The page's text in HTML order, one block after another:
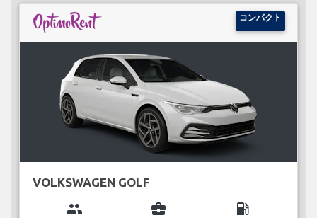
コンパクト
VOLKSWAGEN GOLF
group business_center local_gas_station